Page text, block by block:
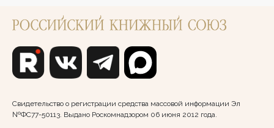
Свидетельство о регистрации средства массовой информации Эл
№ФС77-50113. Выдано Роскомнадзором 06 июня 2012 года.